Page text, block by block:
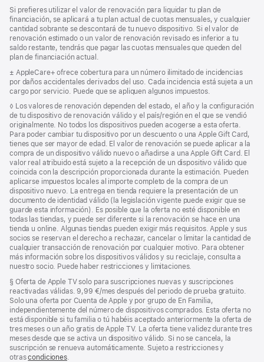
Si prefieres utilizar el valor de renovación para liquidar tu plan de
financiación, se aplicará a tu plan actual de cuotas mensuales, y cualquier
cantidad sobrante se descontará de tu nuevo dispositivo. Si el valor de
renovación estimado o un valor de renovación revisado es inferior a tu
saldo restante, tendrás que pagar las cuotas mensuales que queden del
plan de financiación actual.
Nota
a
pie
página
± AppleCare+ ofrece cobertura para un número ilimitado de incidencias
por daños accidentales derivados del uso. Cada incidencia está sujeta a un
cargo por servicio. Puede que se apliquen algunos impuestos.
Nota
a
pie
de
página
◊ Los valores de renovación dependen del estado, el año y la configuración
de tu dispositivo de renovación válido y el país/región en el que se vendió
originalmente. No todos los dispositivos pueden acogerse a esta oferta.
Para poder cambiar tu dispositivo por un descuento o una Apple Gift Card,
tienes que ser mayor de edad. El valor de renovación se puede aplicar a la
compra de un dispositivo válido nuevo o añadirse a una Apple Gift Card. El
valor real atribuido está sujeto a la recepción de un dispositivo válido que
coincida con la descripción proporcionada durante la estimación. Pueden
aplicarse impuestos locales al importe completo de la compra de un
dispositivo nuevo. La entrega en tienda requiere la presentación de un
documento de identidad válido (la legislación vigente puede exigir que se
guarde esta información). Es posible que la oferta no esté disponible en
todas las tiendas, y puede ser diferente si la renovación se hace en una
tienda u online. Algunas tiendas pueden exigir más requisitos. Apple y sus
socios se reservan el derecho a rechazar, cancelar o limitar la cantidad de
cualquier transacción de renovación por cualquier motivo. Para obtener
más información sobre los dispositivos válidos y su reciclaje, consulta a
nuestro socio. Puede haber restricciones y limitaciones.
Nota
a
pie
de
página
§ Oferta de Apple TV solo para suscripciones nuevas y suscripciones
reactivadas válidas. 9,99 €/mes después del periodo de prueba gratuito.
Solo una oferta por Cuenta de Apple y por grupo de En Familia,
independientemente del número de dispositivos comprados. Esta oferta no
está disponible si tu familia o tú habéis aceptado anteriormente la oferta de
tres meses o un año gratis de Apple TV. La oferta tiene validez durante tres
meses desde que se activa un dispositivo válido. Si no se cancela, la
suscripción se renueva automáticamente. Sujeto a restricciones y
otrascondiciones.